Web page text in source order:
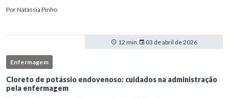
enferm
PorNatássia Pinho
12 min. 03 de abril de 2026
Enfermagem
Cloreto de potássio endovenoso: cuidados na administração
pela enfermagem